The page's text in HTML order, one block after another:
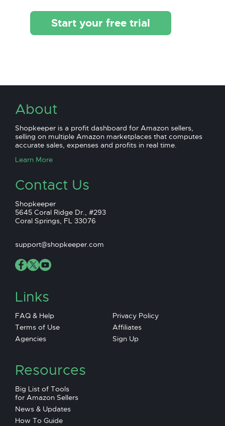
Start your free trial
About
Shopkeeper is a profit dashboard for Amazon sellers,
selling on multiple Amazon marketplaces that computes
accurate sales, expenses and profits in real time.
Learn More
Contact Us
Shopkeeper
5645 Coral Ridge Dr., #293
Coral Springs, FL 33076
support@shopkeeper.com
Links
FAQ & Help
Privacy Policy
Terms of Use
Affiliates
Agencies
Sign Up
Resources
Big List of Tools
for Amazon Sellers
News & Updates
How To Guide